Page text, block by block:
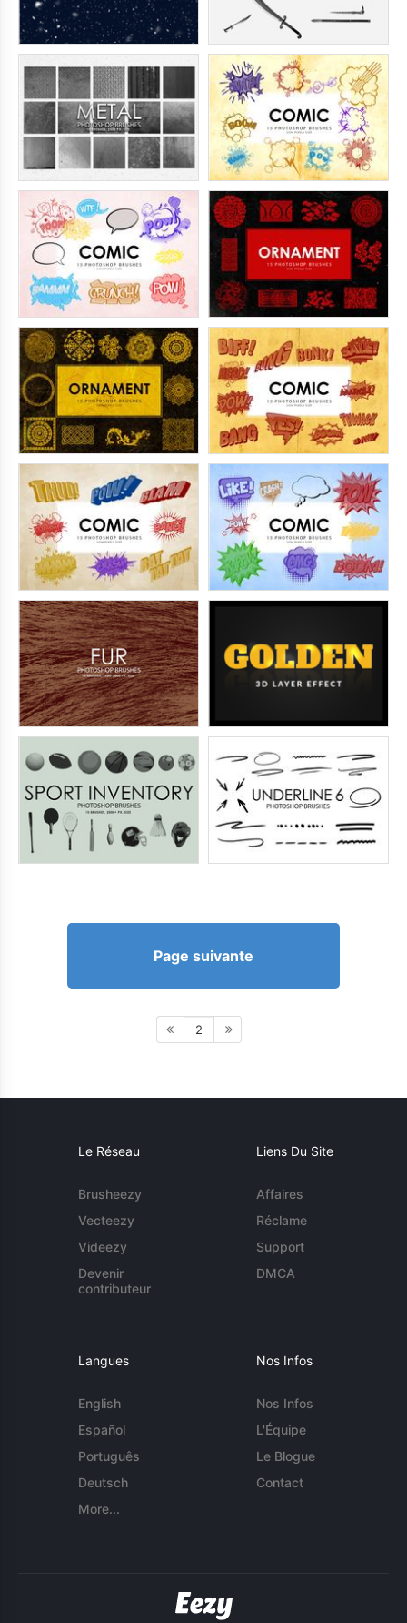
Page suivante
2
Le Réseau
Brusheezy
Vecteezy
Videezy
Devenir
contributeur
Liens Du Site
Affaires
Réclame
Support
DMCA
Langues
English
Español
Português
Deutsch
More...
Nos Infos
Nos Infos
L'Équipe
Le Blogue
Contact